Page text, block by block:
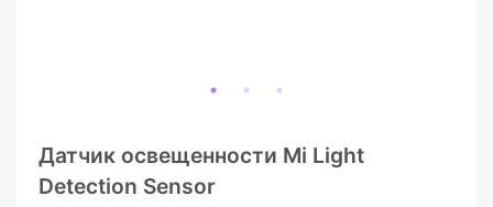
Датчик освещенности Mi Light
Detection Sensor